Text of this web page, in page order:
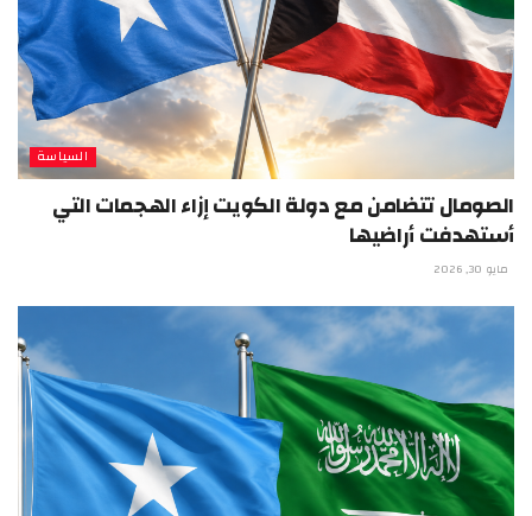
السياسة
الصومال تتضامن مع دولة الكويت إزاء الهجمات التي
أستهدفت أراضيها
مايو 30, 2026